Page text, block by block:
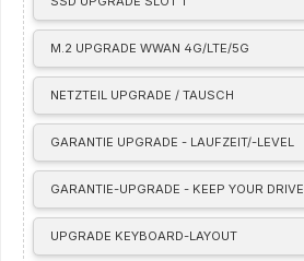
M.2 UPGRADE WWAN 4G/LTE/5G
NETZTEIL UPGRADE / TAUSCH
GARANTIE UPGRADE - LAUFZEIT/-LEVEL
GARANTIE-UPGRADE - KEEP YOUR DRIVE
UPGRADE KEYBOARD-LAYOUT